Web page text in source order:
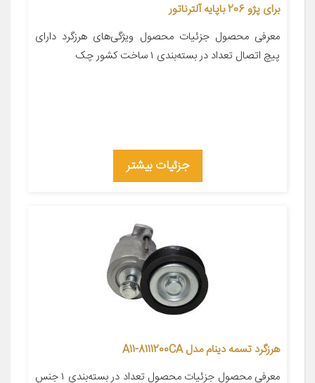
برای پژو 206 باپایه آلترناتور
معرفی محصول جزئیات محصول ویژگی‌های هرزگرد دارای
پیچ اتصال تعداد در بسته‌بندی ۱ ساخت کشور چک
جزئیات بیشتر
هرزگرد تسمه دینام مدل A11-8111200CA
معرفی محصول جزئیات محصول تعداد در بسته‌بندی ۱ جنس